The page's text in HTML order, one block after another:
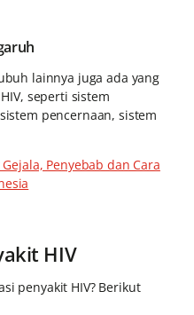
lainnya juga ada yang
seperti sistem
pencernaan, sistem
Penyebab dan Cara
HIV
penyakit HIV? Berikut